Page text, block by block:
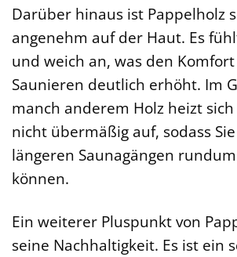
Darüber hinaus ist Pappelholz
angenehm auf der Haut. Es
und weich an, was den
Saunieren deutlich erhöht. Im
manch anderem Holz heizt
nicht übermäßig auf, sodass
längeren Saunagängen
können.
Ein weiterer Pluspunkt von
seine Nachhaltigkeit. Es ist ein